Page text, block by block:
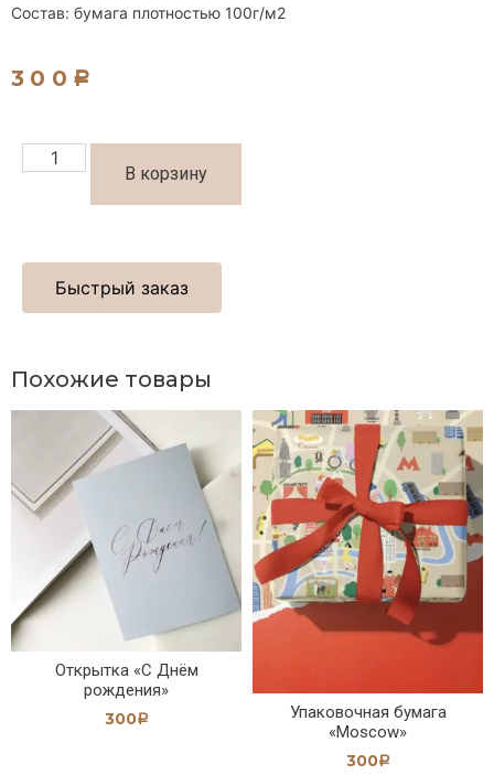
Состав: бумага плотностью 100г/м2
300 Р
В корзину
Быстрый заказ
Похожие товары
Открытка «С Днём
рождения»
300Р
Упаковочная бумага
«Moscow»
300Р